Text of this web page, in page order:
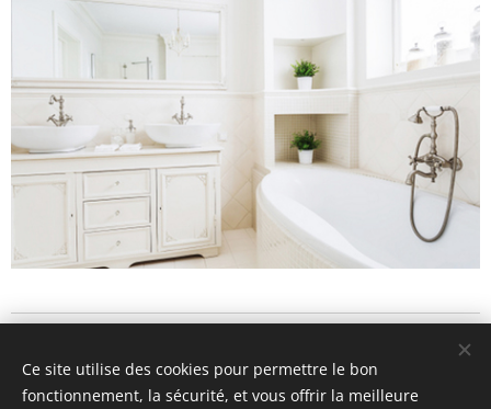
© 2026Let's Repeat - info@letsrepeat.be
8560 Wevelgem - BTW BE1012.142.144
Ce site utilise des cookies pour permettre le bon
fonctionnement, la sécurité, et vous offrir la meilleure